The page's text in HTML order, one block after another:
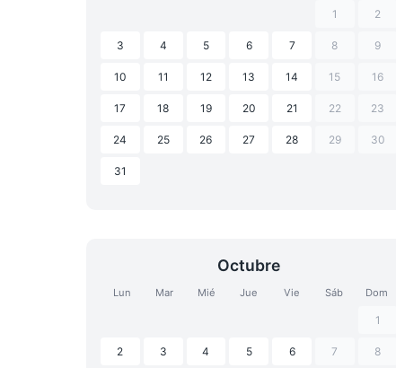
1 2
3 4 5 6 7 8 9
10 11 12 13 14 15 16
17 18 19 20 21 22 23
24 25 26 27 28 29 30
31
Octubre
Lun Mar Mié Jue Vie Sáb Dom
1
2 3 4 5 6 7 8